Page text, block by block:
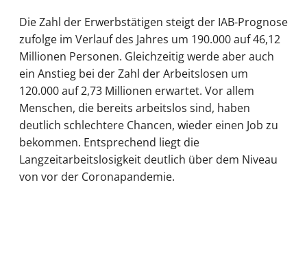
Die Zahl der Erwerbstätigen steigt der IAB-Prognose
zufolge im Verlauf des Jahres um 190.000 auf 46,12
Millionen Personen. Gleichzeitig werde aber auch
ein Anstieg bei der Zahl der Arbeitslosen um
120.000 auf 2,73 Millionen erwartet. Vor allem
Menschen, die bereits arbeitslos sind, haben
deutlich schlechtere Chancen, wieder einen Job zu
bekommen. Entsprechend liegt die
Langzeitarbeitslosigkeit deutlich über dem Niveau
von vor der Coronapandemie.